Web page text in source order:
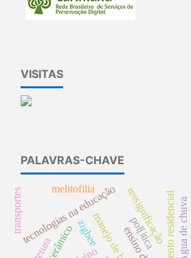
VISITAS
PALAVRAS-CHAVE
manejo de bacia
tecnologias na educação
zigbee pol[itica Água de chuva
ressignificação
transportes melitofilia